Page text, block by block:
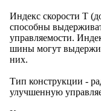
Индекс скорости T
способны
управляемости.
шины могут
них.
Тип конструкции -
улучшенную